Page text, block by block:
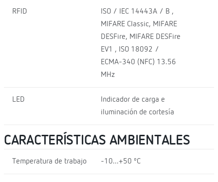
RFID
ISO / IEC 14443A / B ,
MIFARE Classic, MIFARE
DESFire, MIFARE DESFire
EV1 , ISO 18092 /
ECMA-340 (NFC) 13.56
MHz
LED
Indicador de carga e
iluminación de cortesía
CARACTERÍSTICAS AMBIENTALES
Temperatura de trabajo -10...+50 ºC